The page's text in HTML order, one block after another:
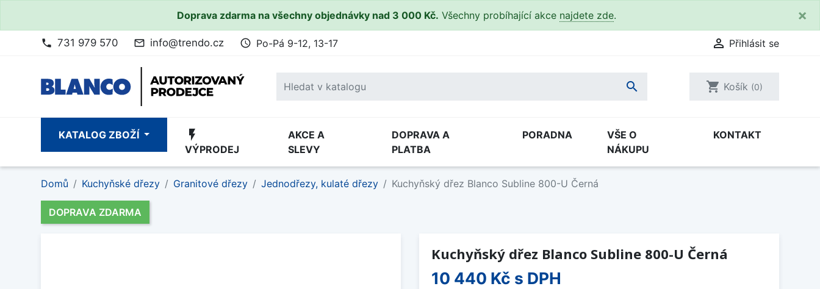
Doprava zdarma na všechny objednávky nad 3 000 Kč. Všechny probíhající akce najdete zde. ×
phone 731 979 570 mail_outline info@trendo.cz access_time Po-Pá 9-12, 13-17  Přihlásit se
 shopping_cart Košík (0)
KATALOG ZBOŽÍ flash_on
VÝPRODEJ
AKCE A
SLEVY
DOPRAVA A
PLATBA
PORADNA
VŠE O
NÁKUPU
KONTAKT
Domů Kuchyňské dřezy Granitové dřezy Jednodřezy, kulaté dřezy Kuchyňský dřez Blanco Subline 800-U Černá
DOPRAVA ZDARMA
Kuchyňský dřez Blanco Subline 800-U Černá
10 440 Kč s DPH